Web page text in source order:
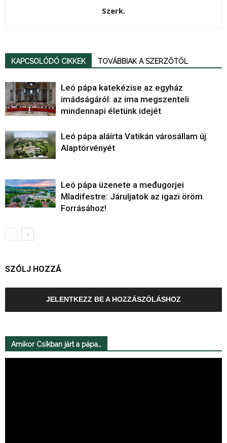
Szerk.
KAPCSOLÓDÓ CIKKEK TOVÁBBIAK A SZERZŐTŐL
Leó pápa katekézise az egyház
imádságáról: az ima megszenteli
mindennapi életünk idejét
Leó pápa aláírta Vatikán városállam új
Alaptörvényét
Leó pápa üzenete a međugorjei
Mladifestre: Járuljatok az igazi öröm
Forrásához!
SZÓLJ HOZZÁ
JELENTKEZZ BE A HOZZÁSZÓLÁSHOZ
Amikor Csíkban járt a pápa…